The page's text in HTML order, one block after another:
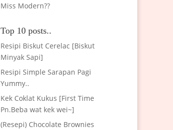
Miss Modern??
Top 10 posts..
Resipi Biskut Cerelac [Biskut
Minyak Sapi]
Resipi Simple Sarapan Pagi
Yummy..
Kek Coklat Kukus [First Time
Pn.Beba wat kek wei~]
(Resepi) Chocolate Brownies